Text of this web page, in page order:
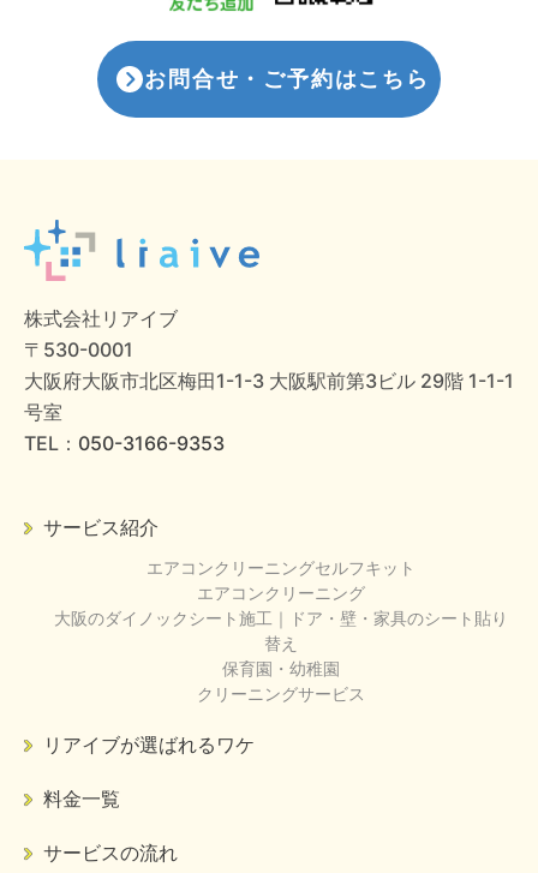
お問合せ・ご予約はこちら
株式会社リアイブ
〒530-0001
大阪府大阪市北区梅田1-1-3 大阪駅前第3ビル 29階 1-1-1
号室
TEL： 050-3166-9353
サービス紹介
エアコンクリーニングセルフキット
エアコンクリーニング
大阪のダイノックシート施工｜ドア・壁・家具のシート貼り
替え
保育園・幼稚園
クリーニングサービス
リアイブが選ばれるワケ
料金一覧
サービスの流れ